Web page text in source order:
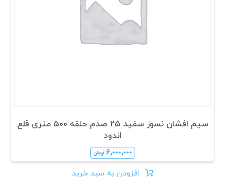
سیم افشان نسوز سفید 25 صدم حلقه 500 متری قلع
اندود
۶,۰۰۰,۰۰۰ تومان
افزودن به سبد خرید